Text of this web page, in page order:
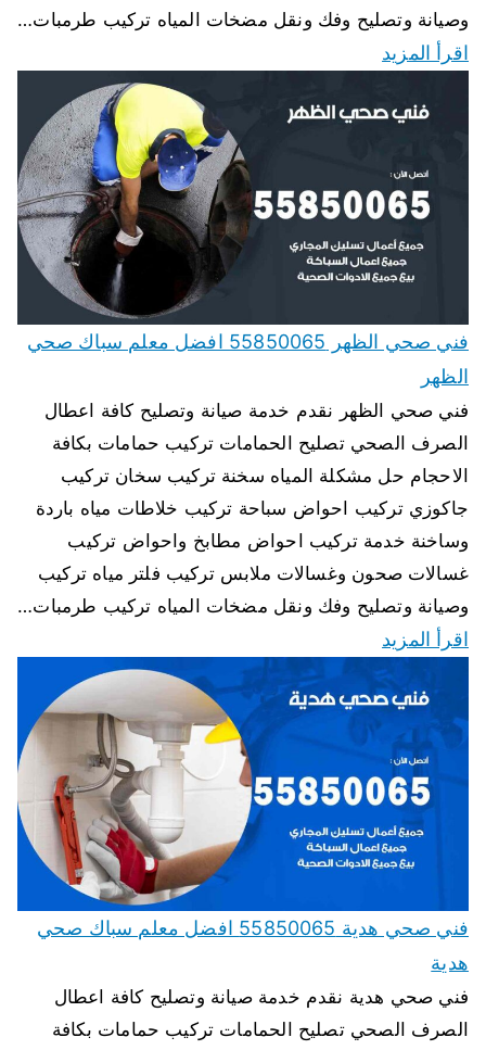
وصيانة وتصليح وفك ونقل مضخات المياه تركيب طرمبات…
اقرأ المزيد
فني صحي الظهر 55850065 افضل معلم سباك صحي
الظهر
فني صحي الظهر نقدم خدمة صيانة وتصليح كافة اعطال
الصرف الصحي تصليح الحمامات تركيب حمامات بكافة
الاحجام حل مشكلة المياه سخنة تركيب سخان تركيب
جاكوزي تركيب احواض سباحة تركيب خلاطات مياه باردة
وساخنة خدمة تركيب احواض مطابخ واحواض تركيب
غسالات صحون وغسالات ملابس تركيب فلتر مياه تركيب
وصيانة وتصليح وفك ونقل مضخات المياه تركيب طرمبات…
اقرأ المزيد
فني صحي هدية 55850065 افضل معلم سباك صحي
هدية
فني صحي هدية نقدم خدمة صيانة وتصليح كافة اعطال
الصرف الصحي تصليح الحمامات تركيب حمامات بكافة